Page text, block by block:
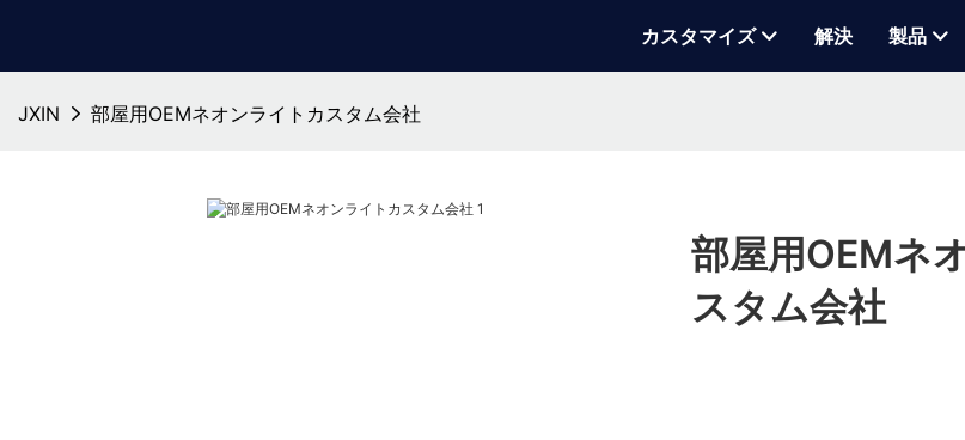
カスタマイズ 解決 製品
JXIN 部屋用OEMネオンライトカスタム会社
部屋用OEMネ
スタム会社